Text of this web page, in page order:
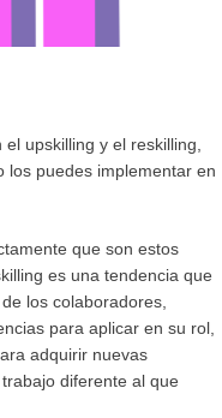
el upskilling y el reskilling
los puedes implementar en
que son estos
es una tendencia que
los colaboradores,
para aplicar en su rol,
adquirir nuevas
diferente al que